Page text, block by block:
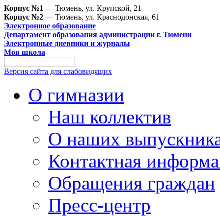
Корпус №1 — Тюмень, ул. Крупской, 21
Корпус №2 — Тюмень, ул. Краснодонская, 61
Электронное образование
Департамент образования администрации г. Тюмени
Электронные дневники и журналы
Моя школа
Версия сайта для слабовидящих
О гимназии
Наш коллектив
О наших
Контактная
Обращения граждан
Пресс-центр